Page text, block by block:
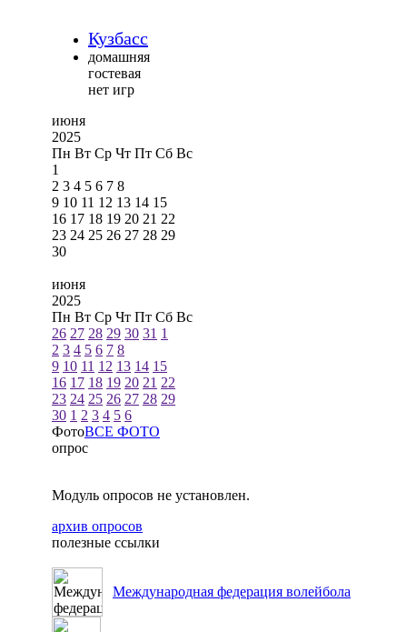
Кузбасс
домашняя
гостевая
нет игр
июня
2025
Пн Вт Ср Чт Пт Сб Вс
1
2 3 4 5 6 7 8
9 10 11 12 13 14 15
16 17 18 19 20 21 22
23 24 25 26 27 28 29
30
июня
2025
Пн Вт Ср Чт Пт Сб Вс
26 27 28 29 30 31 1
2 3 4 5 6 7 8
9 10 11 12 13 14 15
16 17 18 19 20 21 22
23 24 25 26 27 28 29
30 1 2 3 4 5 6
ФотоВСЕ ФОТО
опрос
Модуль опросов не установлен.
архив опросов
полезные ссылки
Международная федерация волейбола